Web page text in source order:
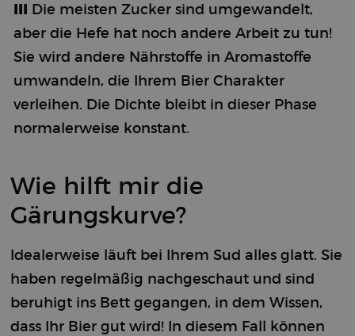
III Die meisten Zucker sind umgewandelt,
aber die Hefe hat noch andere Arbeit zu tun!
Sie wird andere Nährstoffe in Aromastoffe
umwandeln, die Ihrem Bier Charakter
verleihen. Die Dichte bleibt in dieser Phase
normalerweise konstant.
Wie hilft mir die
Gärungskurve?
Idealerweise läuft bei Ihrem Sud alles glatt. Sie
haben regelmäßig nachgeschaut und sind
beruhigt ins Bett gegangen, in dem Wissen,
dass Ihr Bier gut wird! In diesem Fall können